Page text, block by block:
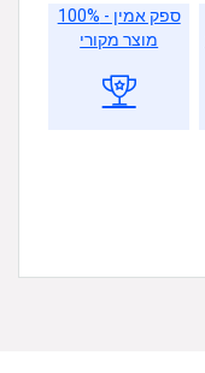
ספק אמין - 100%
מוצר מקורי